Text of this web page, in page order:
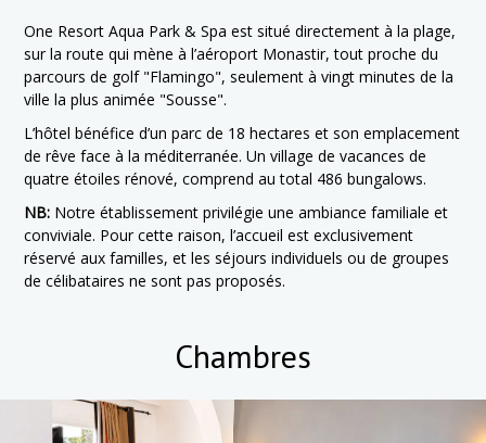
One Resort Aqua Park & Spa est situé directement à la plage,
sur la route qui mène à l’aéroport Monastir, tout proche du
parcours de golf "Flamingo", seulement à vingt minutes de la
ville la plus animée "Sousse".
L’hôtel bénéfice d’un parc de 18 hectares et son emplacement
de rêve face à la méditerranée. Un village de vacances de
quatre étoiles rénové, comprend au total 486 bungalows.
NB: Notre établissement privilégie une ambiance familiale et
conviviale. Pour cette raison, l’accueil est exclusivement
réservé aux familles, et les séjours individuels ou de groupes
de célibataires ne sont pas proposés.
Chambres